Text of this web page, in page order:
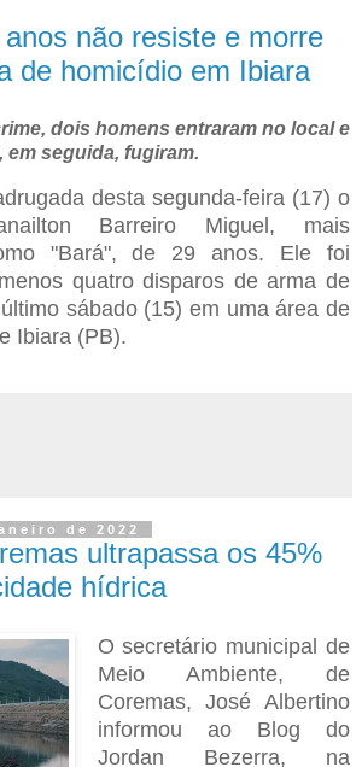
não resiste e morre
de homicídio em Ibiara
dois homens entraram no local e
em seguida, fugiram.
desta segunda-feira (17) o
Barreiro Miguel, mais
"Bará", de 29 anos. Ele foi
quatro disparos de arma de
sábado (15) em uma área de
Ibiara (PB).
de 2022
ultrapassa os 45%
hídrica
O secretário municipal de
Meio Ambiente, de
Coremas, José Albertino
informou ao Blog do
Jordan Bezerra, na